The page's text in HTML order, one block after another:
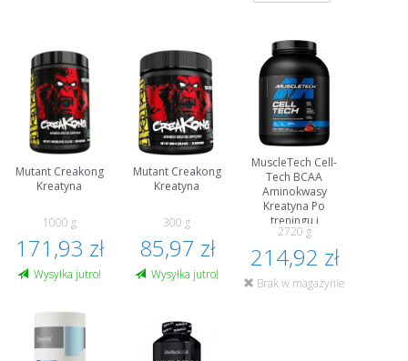
Mutant Creakong
Kreatyna
1000 g
171,93 zł
Wysyłka jutro!
Mutant Creakong
Kreatyna
300 g
85,97 zł
Wysyłka jutro!
MuscleTech Cell-
Tech BCAA
Aminokwasy
Kreatyna Po
treningu i
regeneracja
2720 g
214,92 zł
Brak w magazynie